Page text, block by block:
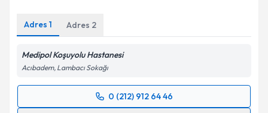
Metni'ni okudum ve kişisel verilerimin belirtilen
kapsamda işlenmesini kabul ediyorum.
Takvim Talebini Gönder
Adres 1 Adres 2
Medipol Koşuyolu Hastanesi
Acıbadem, Lambacı Sokağı
0 (212) 912 64 46
Randevu Takvimi Talebi